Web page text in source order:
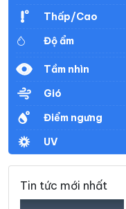
Thấp/Cao
Độ ẩm
Tầm nhìn
Gió
Điểm ngưng
UV
Tin tức mới nhất